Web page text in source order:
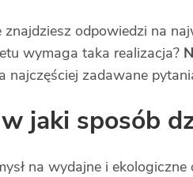
odpowiedzi na
wymaga taka realizacja?
najczęściej zadawane
jaki sposób
na wydajne i